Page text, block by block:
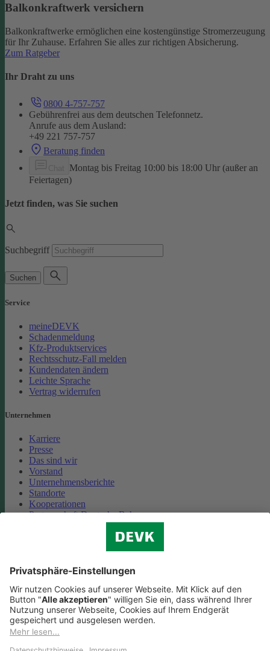
Balkonkraftwerk versichern
Balkonkraftwerke ermöglichen eine kostengünstige Stromerzeugung
für Ihr Zuhause. Erfahren Sie alles zur richtigen Absicherung.
Zum Ratgeber
Ihr Draht zu uns
0800 4-757-757
Gebührenfrei aus dem deutschen Telefonnetz.
Anrufe aus dem Ausland:
+49 221 757-757
Beratung finden
Montag bis Freitag 10:00 bis 18:00 Uhr (außer an
Feiertagen)
Jetzt finden, was Sie suchen
Suchbegriff
Suchen
Service
meineDEVK
Schadenmeldung
Kfz-Produktservices
Rechtsschutz-Fall melden
Kundendaten ändern
Leichte Sprache
Vertrag widerrufen
Unternehmen
Karriere
Presse
Das sind wir
Vorstand
Unternehmensberichte
Standorte
Kooperationen
Partnerschaft Deutsche Bahn
Cookie-Einstellungen
Datenschutz
Impressum
Streitbeilegung